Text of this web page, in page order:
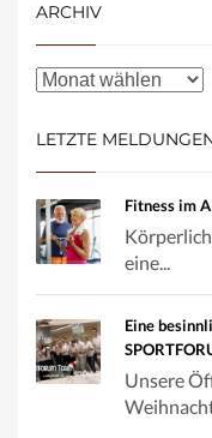
ARCHIV
LETZTE
Fitness im
eine...
Eine
Unsere